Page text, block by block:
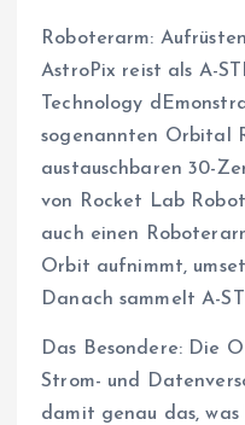
Roboterarm:
AstroPix reist als A-
Technology
sogenannten Orbital
austauschbaren 30-
von Rocket Lab
auch einen
Orbit aufnimmt,
Danach sammelt A-
Das Besondere: Die
Strom- und
damit genau das,